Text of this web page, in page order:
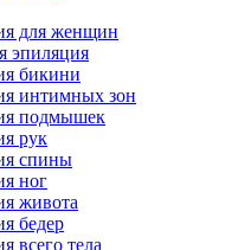
для женщин
эпиляция
бикини
интимных зон
подмышек
рук
спины
ног
живота
бедер
всего тела